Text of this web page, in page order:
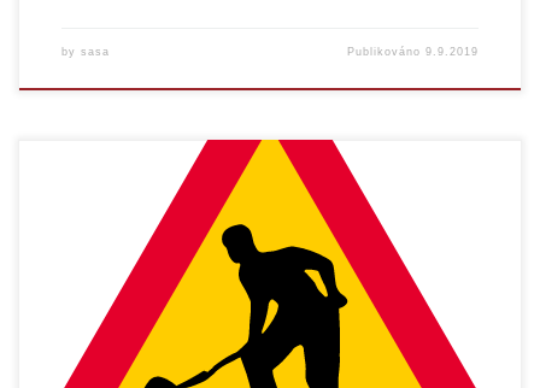
by sasa Publikováno9.9.2019
{:cz}Od pátku 16. 8. do neděle 18. 8. proběhne pravidelná údržba a
přechod na vyšší verzi systému u instalací Moodle 2 a Moodlu pro
další vzdělávání. V tomto termínu budou oba systémy mimo provoz.
Všechna data budou před odstávkou zálohována. Předem se
omlouváme za způsobené komplikace a přejeme krásný zbytek léta.